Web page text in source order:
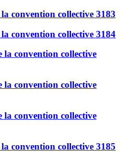
convention collective 3183
convention collective 3184
convention collective
convention collective
convention collective
convention collective 3185